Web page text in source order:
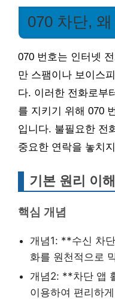
070 차단,
070 번호는 인터넷
만 스팸이나 보이스
다. 이러한 전화로부
를 지키기 위해 070
입니다. 불필요한 전
중요한 연락을 놓치
기본 원리 이해
핵심 개념
개념1: **수신 차
화를 원천적으로
개념2: **차단 앱
이용하여 편리하